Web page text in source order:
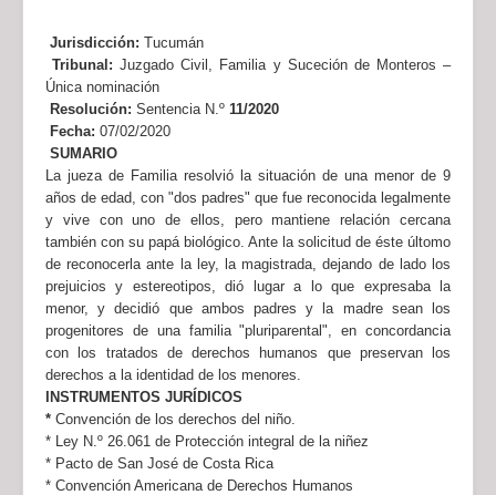
Jurisdicción: Tucumán
Tribunal: Juzgado Civil, Familia y Suceción de Monteros –
Única nominación
Resolución: Sentencia N.º 11/2020
Fecha: 07/02/2020
SUMARIO
La jueza de Familia resolvió la situación de una menor de 9
años de edad, con "dos padres" que fue reconocida legalmente
y vive con uno de ellos, pero mantiene relación cercana
también con su papá biológico. Ante la solicitud de éste últomo
de reconocerla ante la ley, la magistrada, dejando de lado los
prejuicios y estereotipos, dió lugar a lo que expresaba la
menor, y decidió que ambos padres y la madre sean los
progenitores de una familia "pluriparental", en concordancia
con los tratados de derechos humanos que preservan los
derechos a la identidad de los menores.
INSTRUMENTOS JURÍDICOS
* Convención de los derechos del niño.
* Ley N.º 26.061 de Protección integral de la niñez
* Pacto de San José de Costa Rica
* Convención Americana de Derechos Humanos